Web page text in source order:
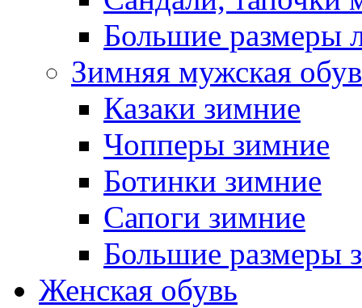
Большие размеры
Зимняя мужская
Казаки зимние
Чопперы зимние
Ботинки зимние
Сапоги зимние
Большие размеры
Женская обувь